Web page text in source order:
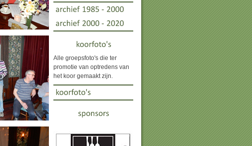
Alle groepsfoto's die ter
promotie van optredens van
het koor gemaakt zijn.